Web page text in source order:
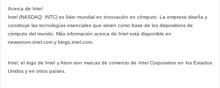
Acerca de Intel
Intel (NASDAQ: INTC) es líder mundial en innovación en cómputo. La empresa diseña y
construye las tecnologías esenciales que sirven como base de los dispositivos de
cómputo del mundo. Más información acerca de Intel está disponible en
newsroom.intel.com y blogs.intel.com.
Intel, el logo de Intel y Atom son marcas de comercio de Intel Corporation en los Estados
Unidos y en otros países.